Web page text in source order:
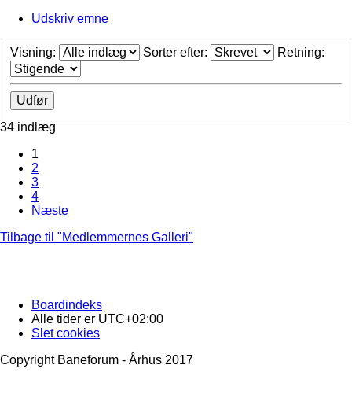
Udskriv emne
Visning: Sorter efter: Retning:
34 indlæg
1
2
3
4
Næste
Tilbage til "Medlemmernes Galleri"
Boardindeks
Alle tider er UTC+02:00
Slet cookies
Copyright Baneforum - Århus 2017